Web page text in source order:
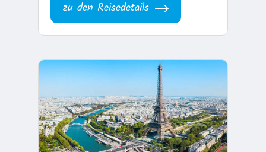
zu den Reisedetails